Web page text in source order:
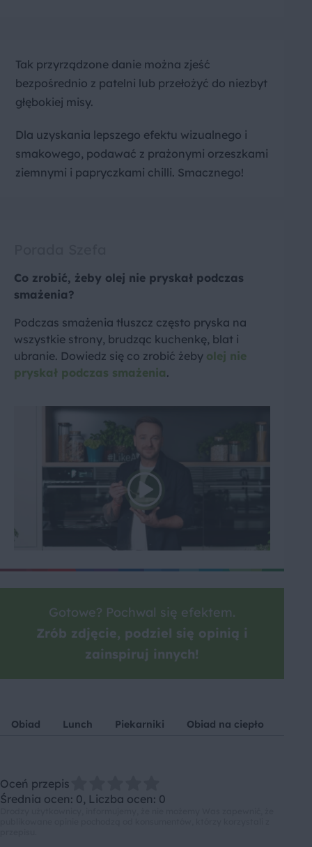
Tak przyrządzone danie można zjeść
bezpośrednio z patelni lub przełożyć do niezbyt
głębokiej misy.
Dla uzyskania lepszego efektu wizualnego i
smakowego, podawać z prażonymi orzeszkami
ziemnymi i papryczkami chilli. Smacznego!
Co zrobić, żeby olej nie pryskał podczas
smażenia?
Podczas smażenia tłuszcz często pryska na
wszystkie strony, brudząc kuchenkę, blat i
ubranie. Dowiedz się co zrobić żeby olej nie
pryskał podczas smażenia.
Gotowe? Pochwal się efektem.
Zrób zdjęcie, podziel się opinią i
zainspiruj innych!
Obiad Lunch Piekarniki Obiad na ciepło
Oceń przepis
Średnia ocen: 0, Liczba ocen: 0